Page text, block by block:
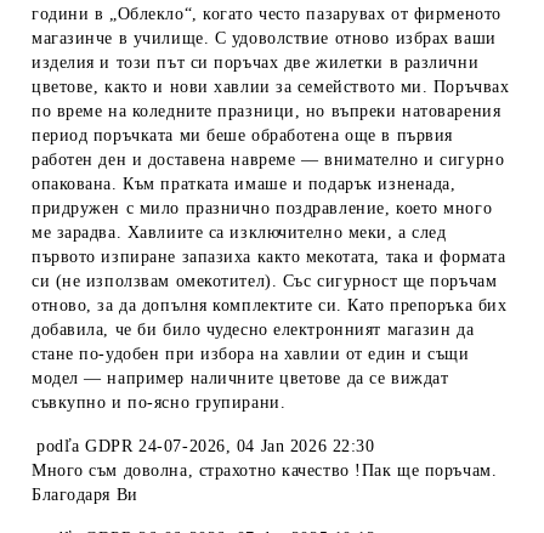
години в „Облекло“, когато често пазарувах от фирменото
магазинче в училище. С удоволствие отново избрах ваши
изделия и този път си поръчах две жилетки в различни
цветове, както и нови хавлии за семейството ми. Поръчвах
по време на коледните празници, но въпреки натоварения
период поръчката ми беше обработена още в първия
работен ден и доставена навреме — внимателно и сигурно
опакована. Към пратката имаше и подарък изненада,
придружен с мило празнично поздравление, което много
ме зарадва. Хавлиите са изключително меки, а след
първото изпиране запазиха както мекотата, така и формата
си (не използвам омекотител). Със сигурност ще поръчам
отново, за да допълня комплектите си. Като препоръка бих
добавила, че би било чудесно електронният магазин да
стане по-удобен при избора на хавлии от един и същи
модел — например наличните цветове да се виждат
съвкупно и по-ясно групирани.
podľaGDPR 24-07-2026, 04 Jan 2026 22:30
Много съм доволна, страхотно качество !Пак ще поръчам.
Благодаря Ви